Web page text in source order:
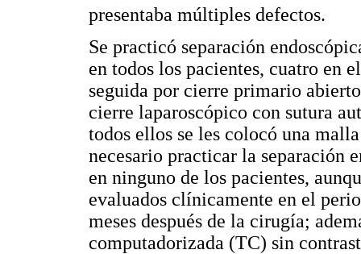
presentaba múltiples defectos.
Se practicó separación
en todos los pacientes, cuatro en
seguida por cierre primario
cierre laparoscópico con sutura
todos ellos se les colocó una
necesario practicar la separación
en ninguno de los pacientes,
evaluados clínicamente en el
meses después de la cirugía;
computadorizada (TC) sin